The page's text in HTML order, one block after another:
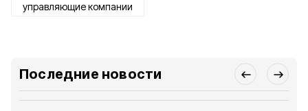
управляющие компании
Последние новости